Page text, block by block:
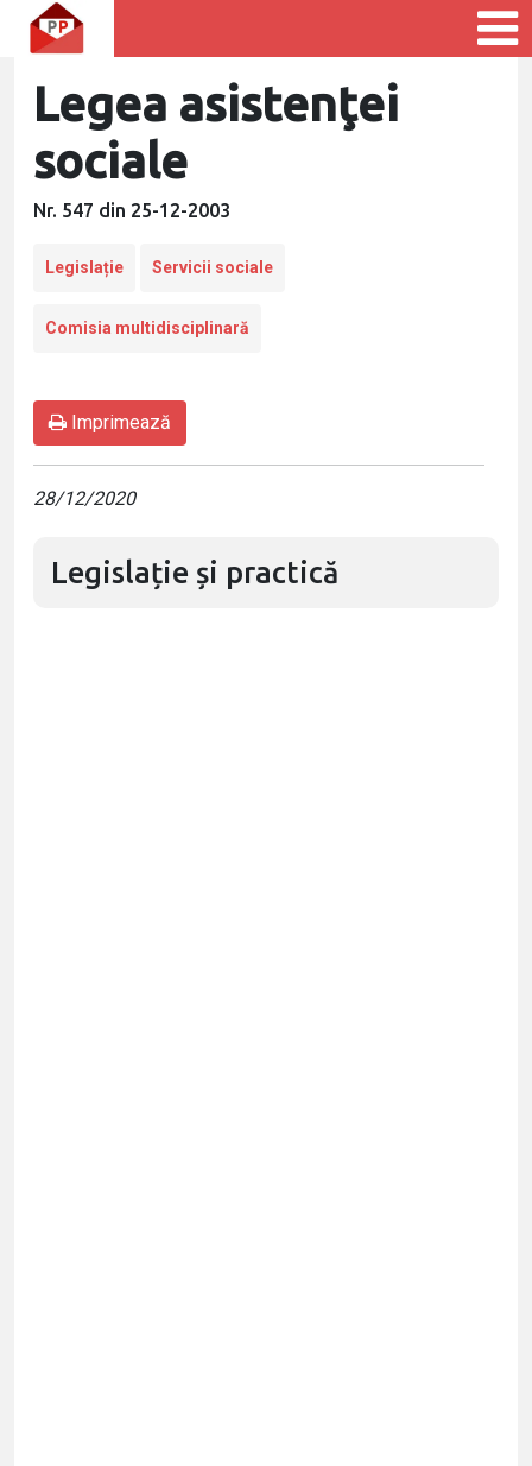
Legea asistenţei
sociale
Nr. 547 din 25-12-2003
Legislație Servicii sociale
Comisia multidisciplinară
Imprimează
28/12/2020
Legislație și practică